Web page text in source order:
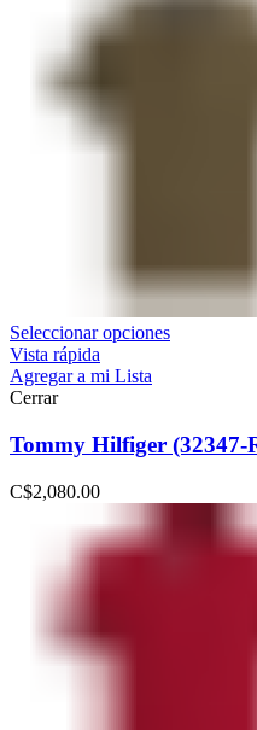
Seleccionar opciones
Vista rápida
Agregar a mi Lista
Cerrar
Tommy Hilfiger (32347-
C$2,080.00